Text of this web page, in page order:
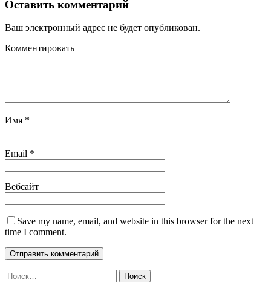
Оставить комментарий
Ваш электронный адрес не будет опубликован.
Комментировать
Имя *
Email *
Вебсайт
Save my name, email, and website in this browser for the next
time I comment.
Найти: